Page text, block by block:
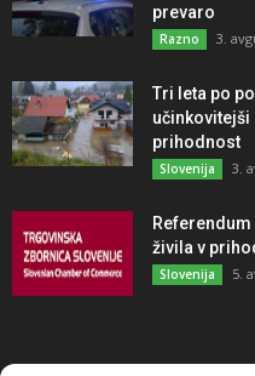
prevaro
Razno 3.
Tri leta po
prihodnost
Slovenija 3.
živila v
Slovenija 5.